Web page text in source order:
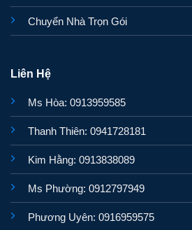
Chuyển Nhà Trọn Gói
Liên Hệ
Ms Hòa: 0913959585
Thanh Thiên: 0941728181
Kim Hằng: 0913838089
Ms Phường: 0912797949
Phương Uyên: 0916959575